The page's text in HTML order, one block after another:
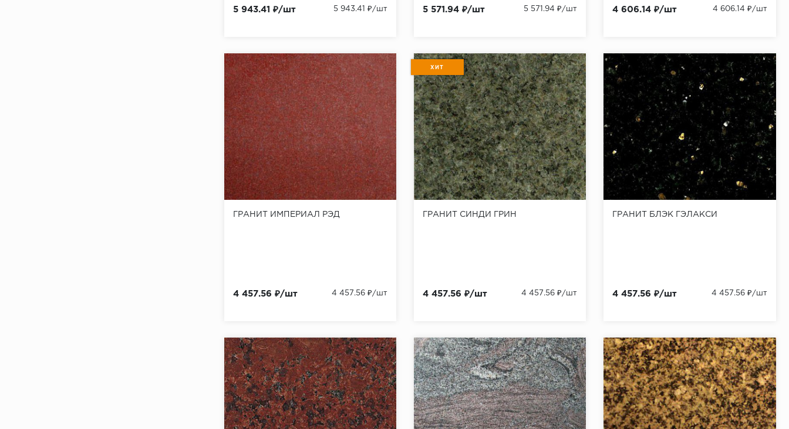
5 943.41 ₽/шт 5 943.41 ₽/шт 5 571.94 ₽/шт 5 571.94 ₽/шт 4 606.14 ₽/шт 4 606.14 ₽/шт
ГРАНИТ ИМПЕРИАЛ РЭД
4 457.56 ₽/шт 4 457.56 ₽/шт
ХИТ
ГРАНИТ СИНДИ ГРИН
4 457.56 ₽/шт 4 457.56 ₽/шт
ГРАНИТ БЛЭК ГЭЛАКСИ
4 457.56 ₽/шт 4 457.56 ₽/шт